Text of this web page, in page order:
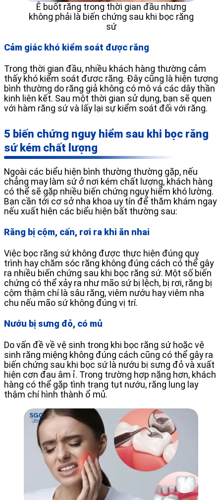
Ê buốt răng trong thời gian đầu nhưng
không phải là biến chứng sau khi bọc răng
sứ
Cảm giác khó kiểm soát được răng
Trong thời gian đầu, nhiều khách hàng thường cảm
thấy khó kiểm soát được răng. Đây cũng là hiện tượng
bình thường do răng giả không có mô vá các dây thần
kinh liên kết. Sau một thời gian sử dụng, bạn sẽ quen
với hàm răng sứ và lấy lại sự kiểm soát đối với răng.
5 biến chứng nguy hiểm sau khi bọc răng
sứ kém chất lượng
Ngoài các biểu hiện bình thường thường gặp, nếu
chẳng may làm sứ ở nơi kém chất lượng, khách hàng
có thể sẽ gặp nhiều biến chứng nguy hiểm khó lường.
Bạn cần tới cơ sở nha khoa uy tín để thăm khám ngay
nếu xuất hiện các biểu hiện bất thường sau:
Răng bị cộm, cấn, rơi ra khi ăn nhai
Việc bọc răng sứ không được thực hiện đúng quy
trình hay chăm sóc răng không đúng cách có thể gây
ra nhiều biến chứng sau khi bọc răng sứ. Một số biến
chứng có thể xảy ra như mão sứ bị lệch, bị rơi, răng bị
cộm thậm chí là sâu răng, viêm nướu hay viêm nha
chu nếu mão sứ không đúng vị trí.
Nướu bị sưng đỏ, có mủ
Do vấn đề về vệ sinh trong khi bọc răng sứ hoặc vệ
sinh răng miệng không đúng cách cũng có thể gây ra
biến chứng sau khi bọc sứ là nướu bị sưng đỏ và xuất
hiện cơn đau âm ỉ. Trong trường hợp nặng hơn, khách
hàng có thể gặp tình trạng tụt nướu, răng lung lay
thậm chí hình thành ổ mủ.